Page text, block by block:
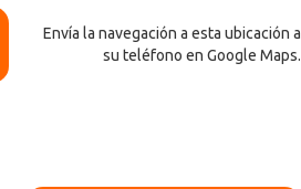
Envía la navegación a esta ubicación a
su teléfono en Google Maps.